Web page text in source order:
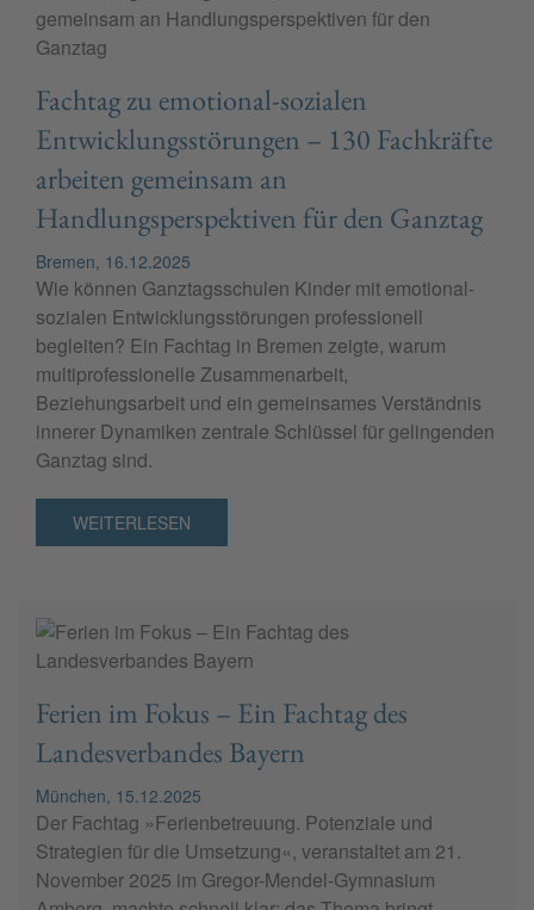
Fachtag zu emotional-sozialen
Entwicklungsstörungen – 130 Fachkräfte
arbeiten gemeinsam an
Handlungsperspektiven für den Ganztag
Bremen, 16.12.2025
Wie können Ganztagsschulen Kinder mit emotional-
sozialen Entwicklungsstörungen professionell
begleiten? Ein Fachtag in Bremen zeigte, warum
multiprofessionelle Zusammenarbeit,
Beziehungsarbeit und ein gemeinsames Verständnis
innerer Dynamiken zentrale Schlüssel für gelingenden
Ganztag sind.
WEITERLESEN
Ferien im Fokus – Ein Fachtag des
Landesverbandes Bayern
München, 15.12.2025
Der Fachtag »Ferienbetreuung. Potenziale und
Strategien für die Umsetzung«, veranstaltet am 21.
November 2025 im Gregor-Mendel-Gymnasium